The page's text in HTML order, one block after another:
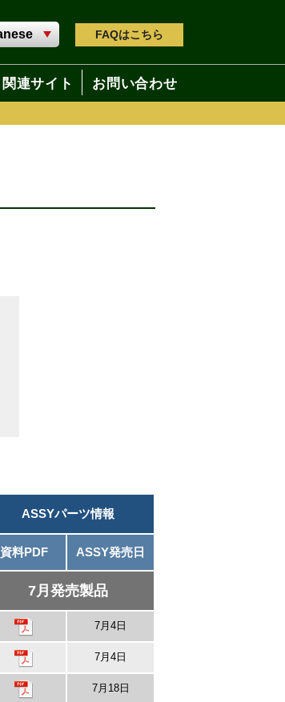
FAQはこちら
関連サイト お問い合わせ
ASSYパーツ情報
資料PDF ASSY発売日
7月発売製品
7月4日
7月4日
7月18日